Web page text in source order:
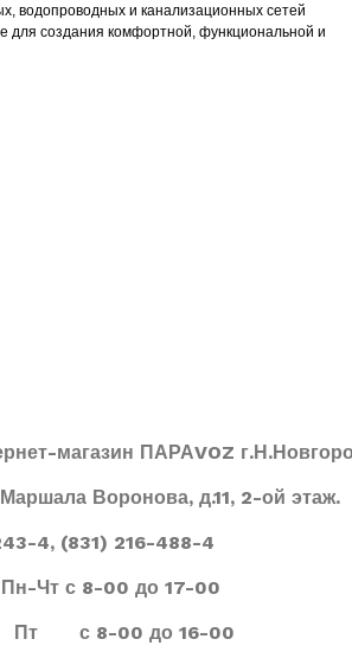
водопроводных и канализационных сетей
для создания комфортной, функциональной и
магазин ПАРАVOZ
Воронова, д.11, 2-ой этаж.
4, (831) 216-488-4
Чт с 8-00 до 17-00
до 16-00